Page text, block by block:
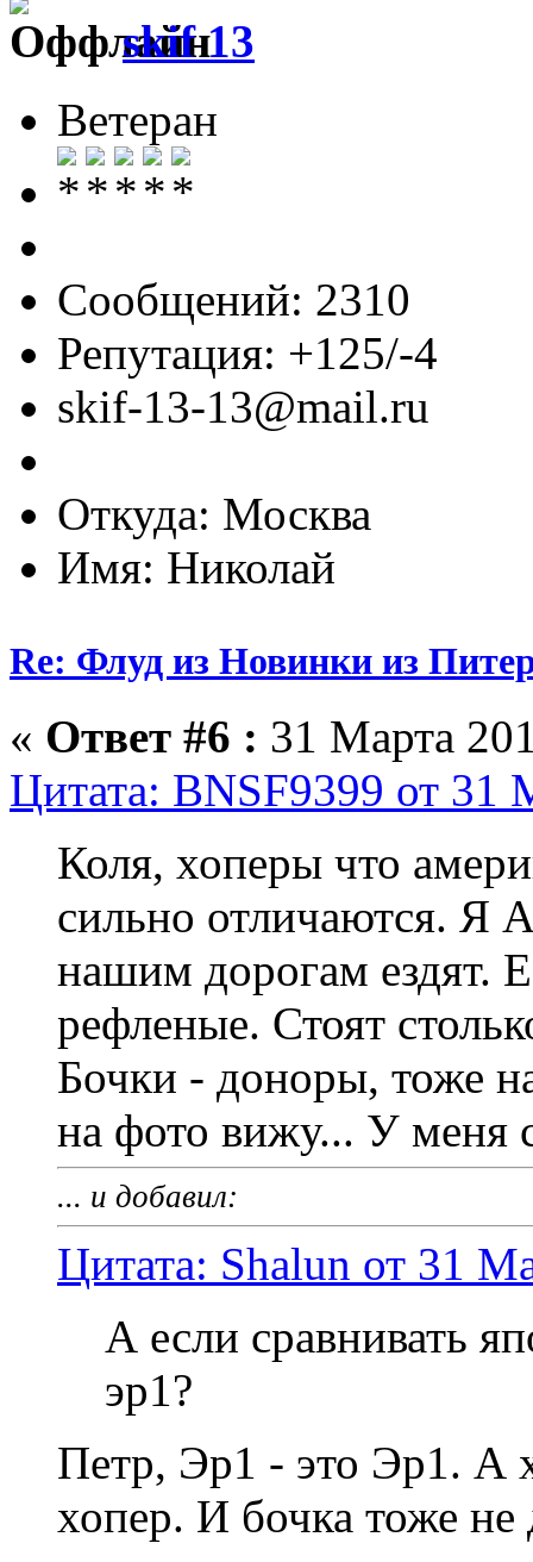
skif 13
Ветеран
Сообщений: 2310
Репутация: +125/-4
skif-13-13@mail.ru
Откуда: Москва
Имя: Николай
Re: Флуд из Новинки из
« Ответ #6 : 31 Марта
Цитата: BNSF9399 от 31
Коля, хоперы что
сильно отличаются. Я
нашим дорогам ездят.
рефленые. Стоят
Бочки - доноры, тоже
на фото вижу... У меня
... и добавил:
Цитата: Shalun от 31
А если сравнивать
эр1?
Петр, Эр1 - это Эр1. А
хопер. И бочка тоже не